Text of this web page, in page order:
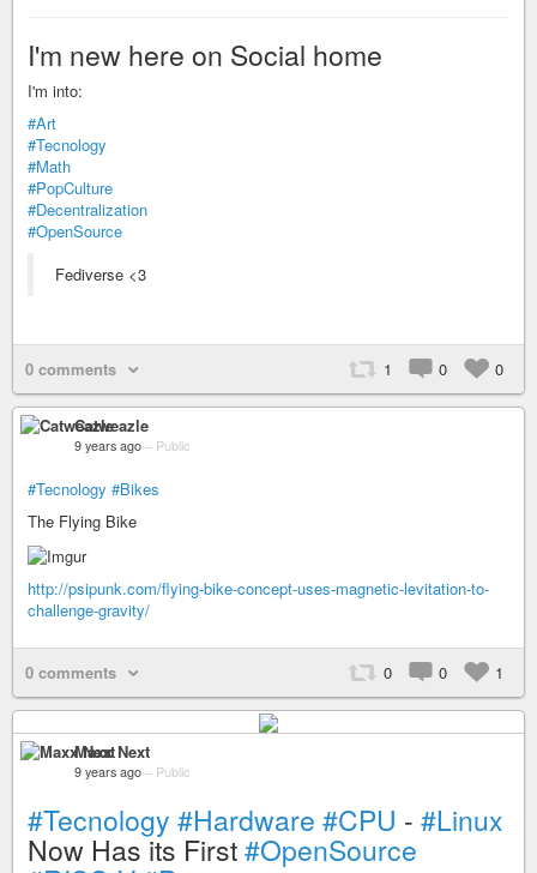
I'm new here on Social home
I'm into:
#Art
#Tecnology
#Math
#PopCulture
#Decentralization
#OpenSource
Fediverse <3
0 comments 1 0 0
Catweazle
9 years ago – Public
#Tecnology #Bikes
The Flying Bike
http://psipunk.com/flying-bike-concept-uses-magnetic-levitation-to-
challenge-gravity/
0 comments 0 0 1
Maxx Next
9 years ago – Public
#Tecnology #Hardware #CPU - #Linux
Now Has its First#OpenSource